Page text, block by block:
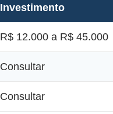
Investimento
R$ 12.000 a R$ 45.000
Consultar
Consultar